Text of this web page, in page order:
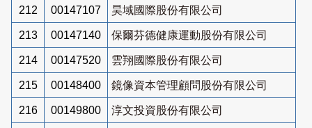
212 00147107 昊域國際股份有限公司
213 00147140 保爾芬德健康運動股份有限公司
214 00147520 雲翔國際股份有限公司
215 00148400 鏡像資本管理顧問股份有限公司
216 00149800 淳文投資股份有限公司